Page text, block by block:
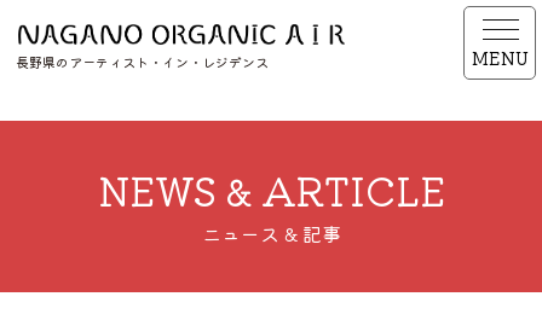
長野県のアーティスト・イン・レジデンス MENU
NEWS & ARTICLE
ニュース & 記事